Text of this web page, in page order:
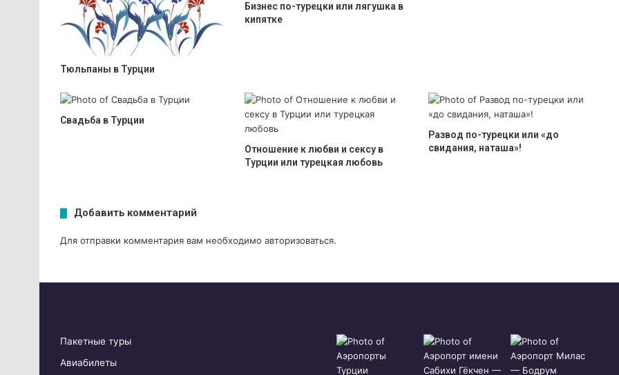
Тюльпаны в Турции
Бизнес по-турецки или лягушка в
кипятке
Свадьба в Турции
Отношение к любви и сексу в
Турции или турецкая любовь
Развод по-турецки или «до
свидания, наташа»!
Добавить комментарий
Для отправки комментария вам необходимо авторизоваться.
Пакетные туры
Авиабилеты